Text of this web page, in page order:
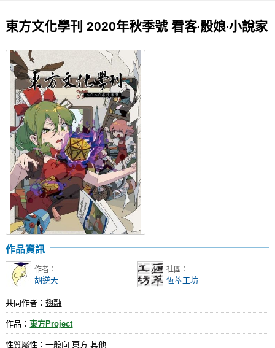
會員功能選單
會員中心
註冊會員
登入
東方文化學刊 2020年秋季號 看客‧骰娘‧小說家
作品資訊
作者：
胡逆天
社團：
恆萃工坊
共同作者：翅融
作品：東方Project
性質屬性：一般向 東方 其他